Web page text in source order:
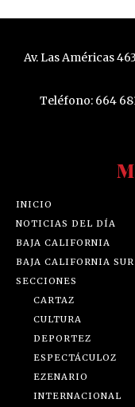
Av. Las Américas
Teléfono: 664
INICIO
NOTICIAS DEL DÍA
BAJA CALIFORNIA
BAJA CALIFORNIA SUR
SECCIONES
CARTAZ
CULTURA
DEPORTEZ
ESPECTÁCULOZ
EZENARIO
INTERNACIONAL